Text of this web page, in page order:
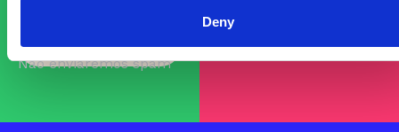
Deny
AGORA
Não enviaremos spam